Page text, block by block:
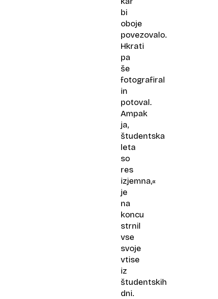
bi
oboje
povezovalo.
Hkrati
pa
še
fotografiral
in
potoval.
Ampak
ja,
študentska
leta
so
res
izjemna,«
je
na
koncu
strnil
vse
svoje
vtise
iz
študentskih
dni.